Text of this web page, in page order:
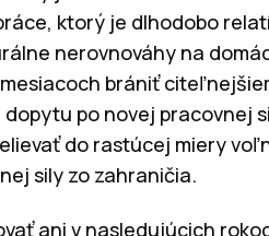
ktorý je dlhodobo
nerovnováhy na
brániť
po novej pracovnej
do rastúcej miery
sily zo zahraničia.
ani v nasledujúcich